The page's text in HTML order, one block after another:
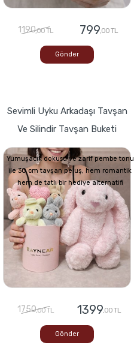
1190,00 TL 799,00 TL
Gönder
Sevimli Uyku Arkadaşı Tavşan
Ve Silindir Tavşan Buketi
Yumuşacık dokusu ve zarif pembe tonu
ile 30 cm tavşan peluş, hem romantik
hem de tatlı bir hediye alternatifi
1750,00 TL 1399,00 TL
Gönder